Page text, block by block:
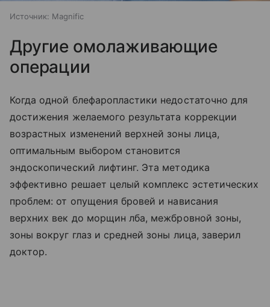
Источник: Magnific
Другие омолаживающие
операции
Когда одной блефаропластики недостаточно для
достижения желаемого результата коррекции
возрастных изменений верхней зоны лица,
оптимальным выбором становится
эндоскопический лифтинг. Эта методика
эффективно решает целый комплекс эстетических
проблем: от опущения бровей и нависания
верхних век до морщин лба, межбровной зоны,
зоны вокруг глаз и средней зоны лица, заверил
доктор.